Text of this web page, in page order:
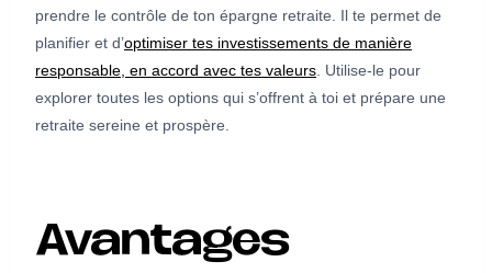
prendre le contrôle de ton épargne retraite. Il te permet de
planifier et d’optimiser tes investissements de manière
responsable, en accord avec tes valeurs . Utilise-le pour
explorer toutes les options qui s’offrent à toi et prépare une
retraite sereine et prospère.
Avantages